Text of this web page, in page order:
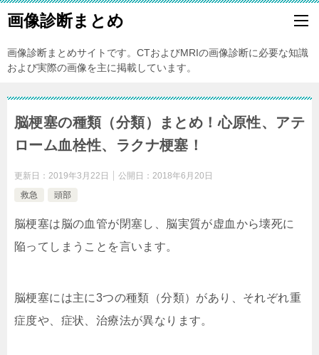
画像診断まとめ
画像診断まとめサイトです。CTおよびMRIの画像診断に必要な知識
および実際の画像を主に掲載しています。
脳梗塞の種類（分類）まとめ！心原性、アテ
ローム血栓性、ラクナ梗塞！
更新日： 2019年3月22日 公開日： 2018年6月20日
救急
頭部
脳梗塞は脳の血管が閉塞し、脳実質が虚血から壊死に
陥ってしまうことを言います。
脳梗塞には主に3つの種類（分類）があり、それぞれ重
症度や、症状、治療法が異なります。